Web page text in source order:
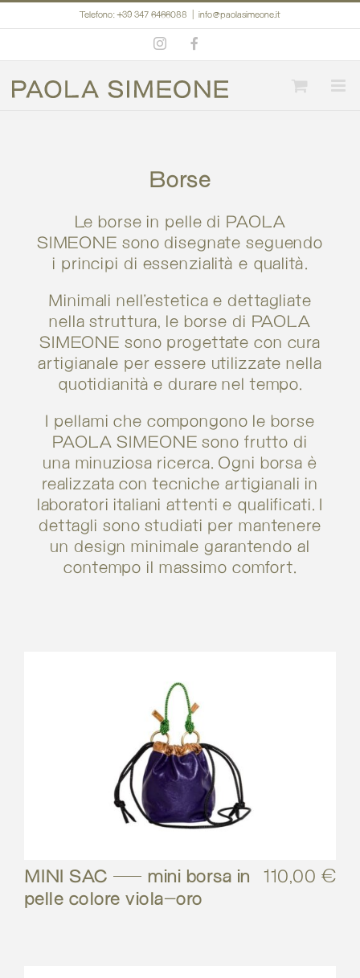
al
Telefono: +39 347 6466088 info@paolasimeone.it
Instagram
Borse
Le borse in pelle di PAOLA
SIMEONE sono disegnate seguendo
i principi di essenzialità e qualità.
Minimali nell’estetica e dettagliate
nella struttura, le borse di PAOLA
SIMEONE sono progettate con cura
artigianale per essere utilizzate nella
quotidianità e durare nel tempo.
I pellami che compongono le borse
PAOLA SIMEONE sono frutto di
una minuziosa ricerca. Ogni borsa è
realizzata con tecniche artigianali in
laboratori italiani attenti e qualificati. I
dettagli sono studiati per mantenere
un design minimale garantendo al
contempo il massimo comfort.
MINI SAC – mini borsa in
pelle colore viola-oro
110,00 €